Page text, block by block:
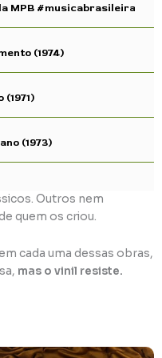
Discos RAROS x CLÁSSICOS da MPB #musicabrasileira
(1974)
(1973)
Outros nem
quem os criou.
cada uma dessas obras,
mas o vinil resiste.